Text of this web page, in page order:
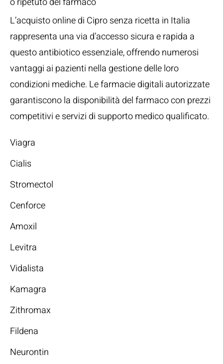
L’acquisto online di Cipro senza ricetta in Italia
rappresenta una via d’accesso sicura e rapida a
questo antibiotico essenziale, offrendo numerosi
vantaggi ai pazienti nella gestione delle loro
condizioni mediche. Le farmacie digitali autorizzate
garantiscono la disponibilità del farmaco con prezzi
competitivi e servizi di supporto medico qualificato.
Viagra
Cialis
Stromectol
Cenforce
Amoxil
Levitra
Vidalista
Kamagra
Zithromax
Fildena
Neurontin